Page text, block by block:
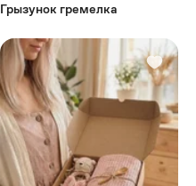
Грызунок гремелка